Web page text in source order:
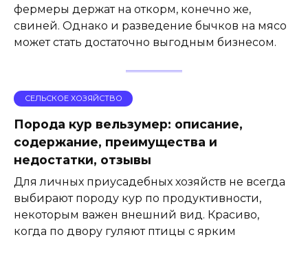
фермеры держат на откорм, конечно же,
свиней. Однако и разведение бычков на мясо
может стать достаточно выгодным бизнесом.
СЕЛЬСКОЕ ХОЗЯЙСТВО
Порода кур вельзумер: описание,
содержание, преимущества и
недостатки, отзывы
Для личных приусадебных хозяйств не всегда
выбирают породу кур по продуктивности,
некоторым важен внешний вид. Красиво,
когда по двору гуляют птицы с ярким